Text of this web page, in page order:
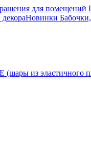
для помещений
Новинки
(шары из эластичного